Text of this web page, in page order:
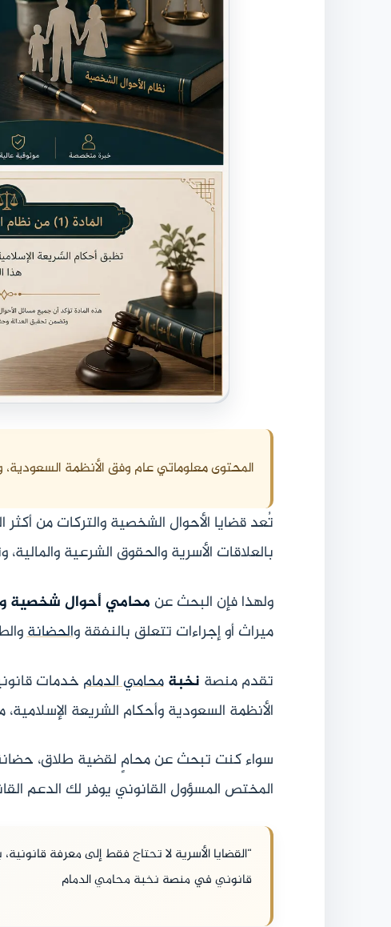
المحتوى معلوماتي عام وفق الأنظمة
تُعد قضايا الأحوال الشخصية والتركات من أكثر
بالعلاقات الأسرية والحقوق الشرعية
ولهذا فإن البحث عن محامي أحوال شخصية
ميراث أو إجراءات تتعلق بالنفقة والحضانة
تقدم منصة نخبةمحامي الدمام خدمات
الأنظمة السعودية وأحكام الشريعة
سواء كنت تبحث عن محامٍ لقضية طلاق،
المختص المسؤول القانوني يوفر لك الدعم
“القضايا الأسرية لا تحتاج فقط إلى معرفة
قانوني في منصة نخبة محامي الدمام